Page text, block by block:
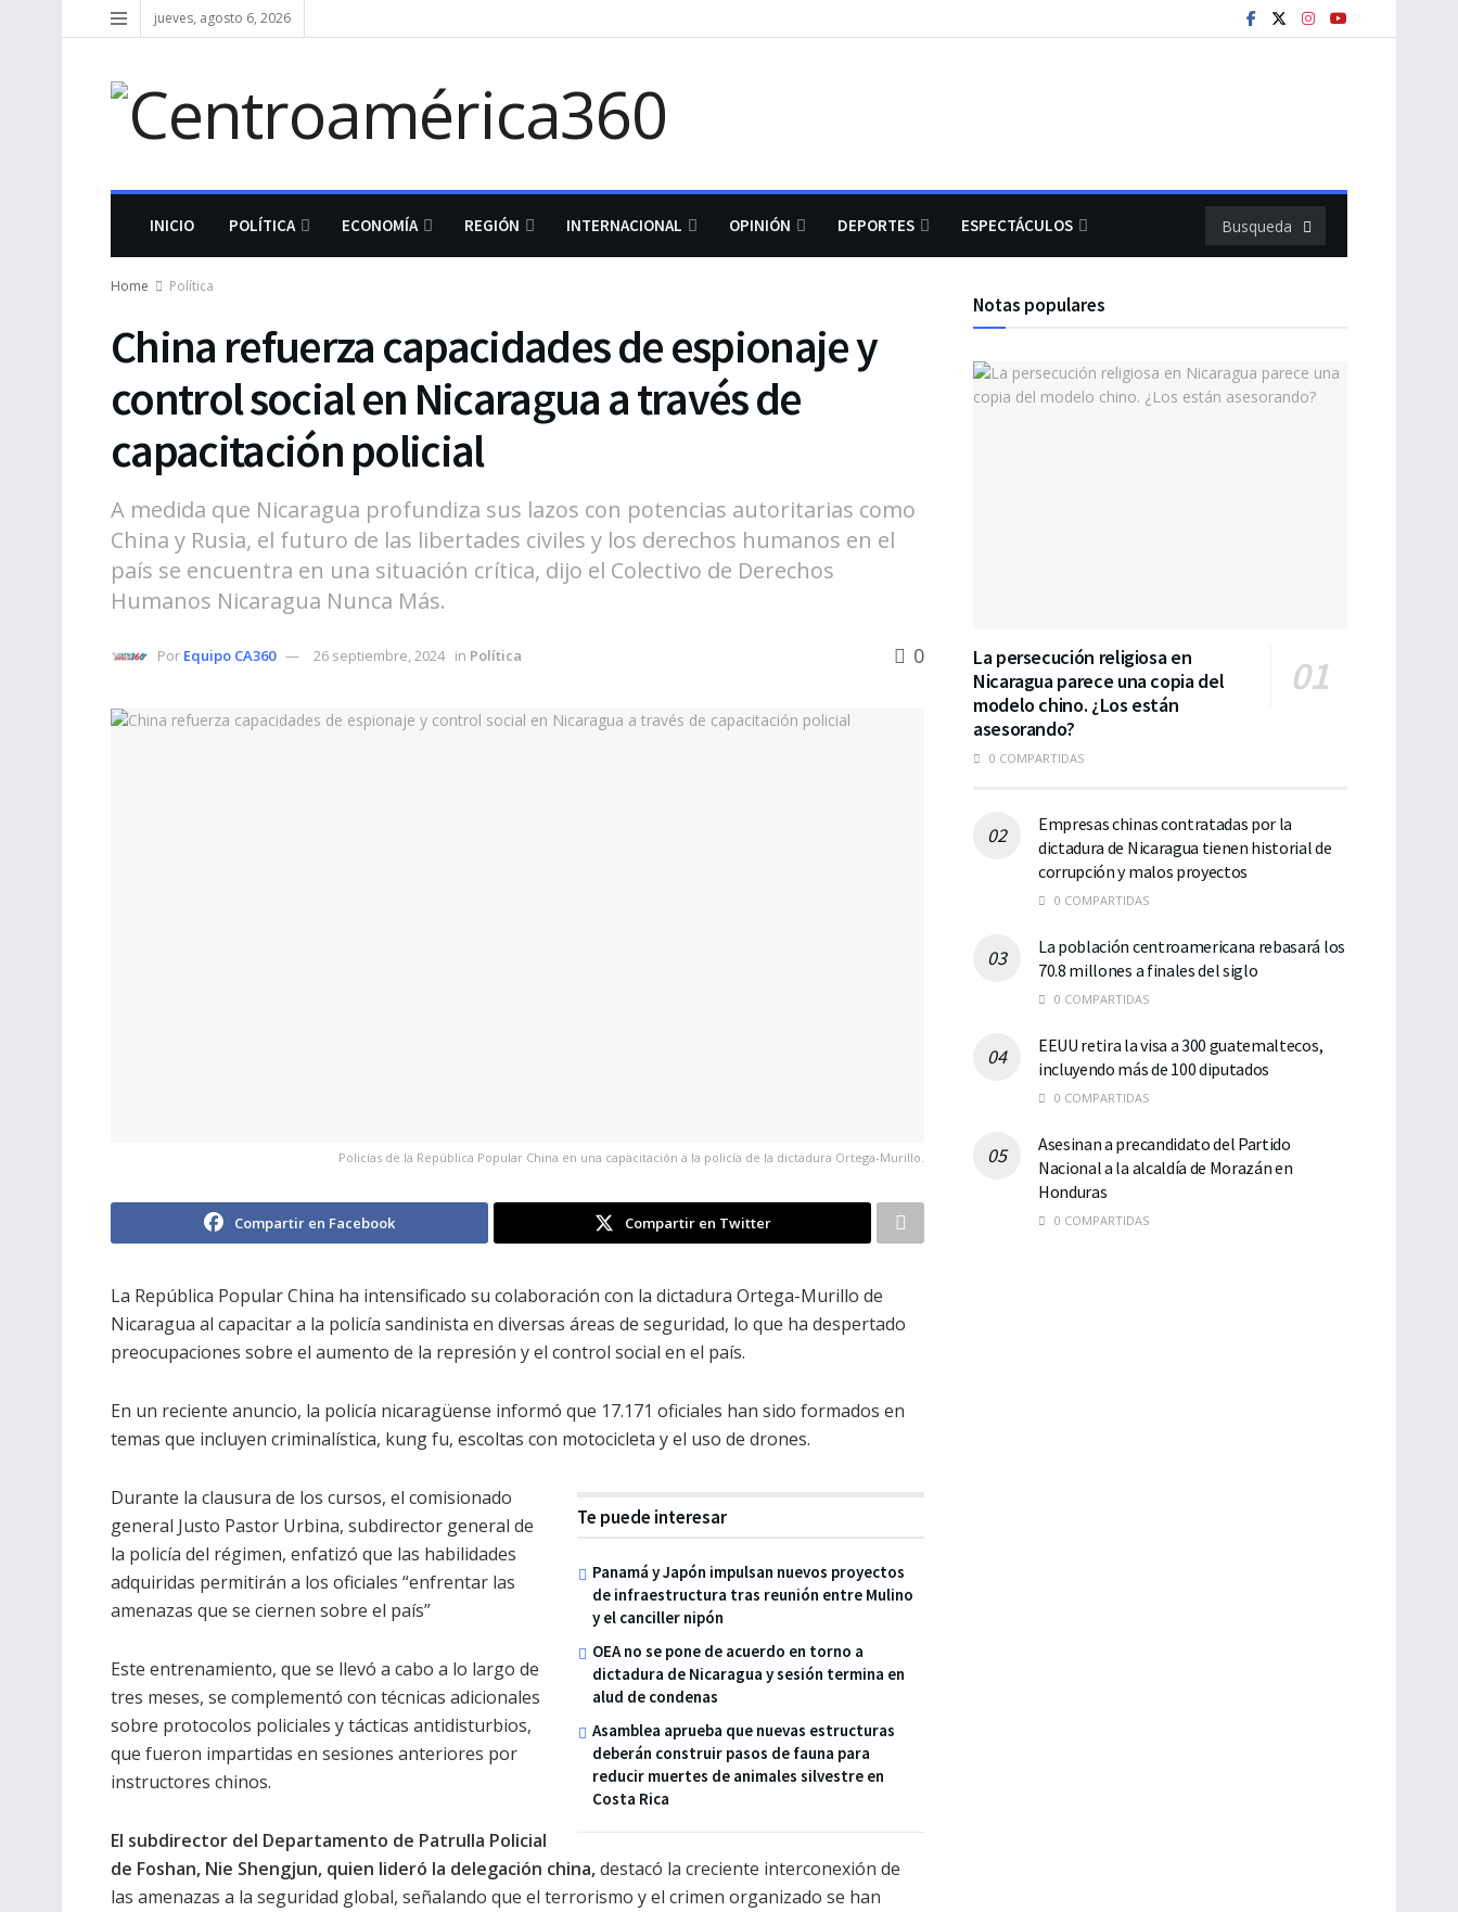
jueves, agosto 6, 2026
INICIO POLÍTICA ECONOMÍA REGIÓN INTERNACIONAL OPINIÓN DEPORTES ESPECTÁCULOS
Home Política
China refuerza capacidades de espionaje y
control social en Nicaragua a través de
capacitación policial
A medida que Nicaragua profundiza sus lazos con potencias autoritarias como
China y Rusia, el futuro de las libertades civiles y los derechos humanos en el
país se encuentra en una situación crítica, dijo el Colectivo de Derechos
Humanos Nicaragua Nunca Más.
Por Equipo CA360 26 septiembre, 2024 in Política 0
Policías de la República Popular China en una capacitación a la policía de la dictadura Ortega-Murillo.
Compartir en Facebook Compartir en Twitter
La República Popular China ha intensificado su colaboración con la dictadura Ortega-Murillo de
Nicaragua al capacitar a la policía sandinista en diversas áreas de seguridad, lo que ha despertado
preocupaciones sobre el aumento de la represión y el control social en el país.
En un reciente anuncio, la policía nicaragüense informó que 17.171 oficiales han sido formados en
temas que incluyen criminalística, kung fu, escoltas con motocicleta y el uso de drones.
Te puede interesar
Panamá y Japón impulsan nuevos proyectos
de infraestructura tras reunión entre Mulino
y el canciller nipón
OEA no se pone de acuerdo en torno a
dictadura de Nicaragua y sesión termina en
alud de condenas
Asamblea aprueba que nuevas estructuras
deberán construir pasos de fauna para
reducir muertes de animales silvestre en
Costa Rica
Durante la clausura de los cursos, el comisionado
general Justo Pastor Urbina, subdirector general de
la policía del régimen, enfatizó que las habilidades
adquiridas permitirán a los oficiales “enfrentar las
amenazas que se ciernen sobre el país”
Este entrenamiento, que se llevó a cabo a lo largo de
tres meses, se complementó con técnicas adicionales
sobre protocolos policiales y tácticas antidisturbios,
que fueron impartidas en sesiones anteriores por
instructores chinos.
El subdirector del Departamento de Patrulla Policial
de Foshan, Nie Shengjun, quien lideró la delegación china,destacó la creciente interconexión de
las amenazas a la seguridad global, señalando que el terrorismo y el crimen organizado se han
Notas populares
La persecución religiosa en
Nicaragua parece una copia del
modelo chino. ¿Los están
asesorando?
0 COMPARTIDAS
Empresas chinas contratadas por la
dictadura de Nicaragua tienen historial de
corrupción y malos proyectos
0 COMPARTIDAS
La población centroamericana rebasará los
70.8 millones a finales del siglo
0 COMPARTIDAS
EEUU retira la visa a 300 guatemaltecos,
incluyendo más de 100 diputados
0 COMPARTIDAS
Asesinan a precandidato del Partido
Nacional a la alcaldía de Morazán en
Honduras
0 COMPARTIDAS